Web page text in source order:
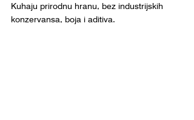
Kuhaju prirodnu hranu, bez industrijskih
konzervansa, boja i aditiva.